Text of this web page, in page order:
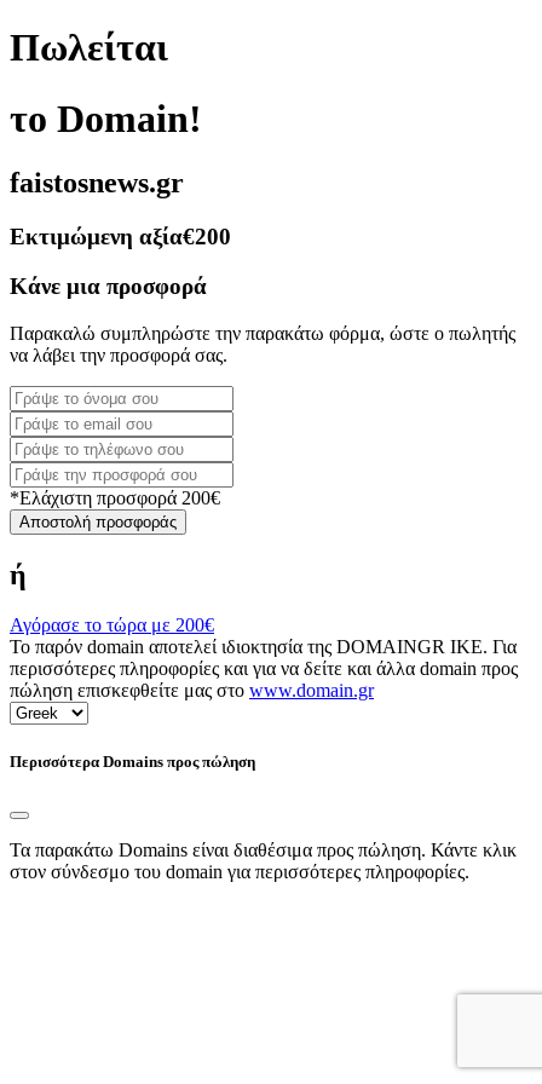
Πωλείται
το Domain!
faistosnews.gr
Εκτιμώμενη αξία€200
Κάνε μια προσφορά
Παρακαλώ συμπληρώστε την παρακάτω φόρμα, ώστε ο πωλητής
να λάβει την προσφορά σας.
*Ελάχιστη προσφορά 200€
Αποστολή προσφοράς
ή
Αγόρασε το τώρα με 200€
Το παρόν domain αποτελεί ιδιοκτησία της DOMAINGR ΙΚΕ. Για
περισσότερες πληροφορίες και για να δείτε και άλλα domain προς
πώληση επισκεφθείτε μας στο www.domain.gr
Περισσότερα Domains προς πώληση
Τα παρακάτω Domains είναι διαθέσιμα προς πώληση. Κάντε κλικ
στον σύνδεσμο του domain για περισσότερες πληροφορίες.